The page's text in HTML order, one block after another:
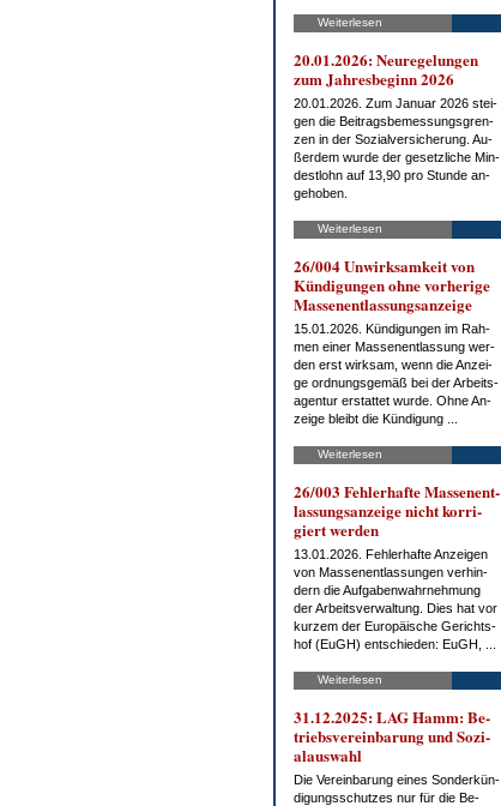
Weiterlesen
20.01.2026: Neu­re­ge­lun­gen
zum Jah­res­be­ginn 2026
20.01.2026. Zum Ja­nu­ar 2026 stei­
gen die Bei­trags­be­mes­sungs­gren­
zen in der So­zi­al­ver­si­che­rung. Au­
ßer­dem wur­de der ge­setz­li­che Min­
dest­lohn auf 13,90 pro St­un­de an­
ge­ho­ben.
Weiterlesen
26/004 Un­wirk­sam­keit von
Kün­di­gun­gen oh­ne vor­he­ri­ge
Mas­sen­ent­las­sungs­an­zei­ge
15.01.2026. Kün­di­gun­gen im Rah­
men ei­ner Mas­sen­ent­las­sung wer­
den erst wirk­sam, wenn die An­zei­
ge ord­nungs­ge­mäß bei der Ar­beits­
agen­tur er­stat­tet wur­de. Oh­ne An­
zei­ge bleibt die Kün­di­gung ...
Weiterlesen
26/003 Feh­ler­haf­te Mas­sen­ent­
las­sungs­an­zei­ge nicht kor­ri­
giert wer­den
13.01.2026. Feh­ler­haf­te An­zei­gen
von Mas­sen­ent­las­sun­gen ver­hin­
dern die Auf­ga­ben­wahr­neh­mung
der Ar­beits­ver­wal­tung. Dies hat vor
kur­zem der Eu­ro­päi­sche Ge­richts­
hof (EuGH) ent­schie­den: EuGH, ...
Weiterlesen
31.12.2025: LAG Hamm: Be­
triebs­ver­ein­ba­rung und So­zi­
al­aus­wahl
Die Ver­ein­ba­rung ei­nes Son­der­kün­
di­gungs­schut­zes nur für die Be­